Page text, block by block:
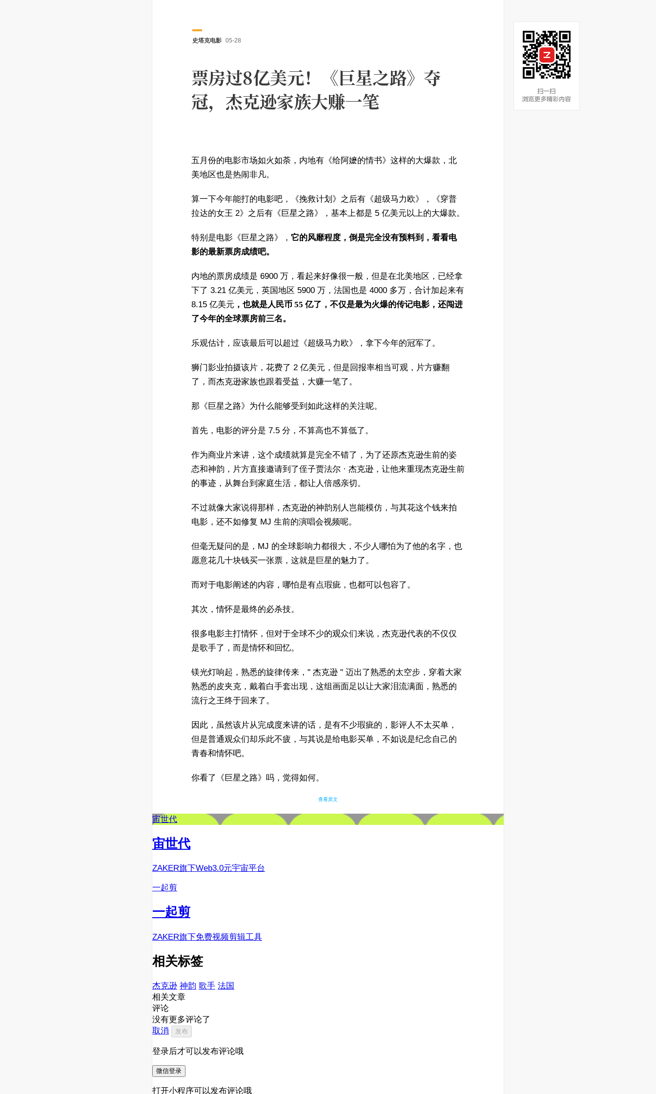
史塔克电影 05-28
票房过8亿美元！《巨星之路》夺
冠，杰克逊家族大赚一笔
五月份的电影市场如火如荼，内地有《给阿嬷的情书》这样的大爆款，北
美地区也是热闹非凡。
算一下今年能打的电影吧，《挽救计划》之后有《超级马力欧》，《穿普
拉达的女王 2》之后有《巨星之路》，基本上都是 5 亿美元以上的大爆款。
特别是电影《巨星之路》， 它的风靡程度，倒是完全没有预料到，看看电
影的最新票房成绩吧。
内地的票房成绩是 6900 万，看起来好像很一般，但是在北美地区，已经拿
下了 3.21 亿美元，英国地区 5900 万，法国也是 4000 多万，合计加起来有
8.15 亿美元 ，也就是人民币 55 亿了，不仅是最为火爆的传记电影，还闯进
了今年的全球票房前三名。
乐观估计，应该最后可以超过《超级马力欧》，拿下今年的冠军了。
狮门影业拍摄该片，花费了 2 亿美元，但是回报率相当可观，片方赚翻
了，而杰克逊家族也跟着受益，大赚一笔了。
那《巨星之路》为什么能够受到如此这样的关注呢。
首先，电影的评分是 7.5 分，不算高也不算低了。
作为商业片来讲，这个成绩就算是完全不错了，为了还原杰克逊生前的姿
态和神韵，片方直接邀请到了侄子贾法尔 · 杰克逊，让他来重现杰克逊生前
的事迹，从舞台到家庭生活，都让人倍感亲切。
不过就像大家说得那样，杰克逊的神韵别人岂能模仿，与其花这个钱来拍
电影，还不如修复 MJ 生前的演唱会视频呢。
但毫无疑问的是，MJ 的全球影响力都很大，不少人哪怕为了他的名字，也
愿意花几十块钱买一张票，这就是巨星的魅力了。
而对于电影阐述的内容，哪怕是有点瑕疵，也都可以包容了。
其次，情怀是最终的必杀技。
很多电影主打情怀，但对于全球不少的观众们来说，杰克逊代表的不仅仅
是歌手了，而是情怀和回忆。
镁光灯响起，熟悉的旋律传来，" 杰克逊 " 迈出了熟悉的太空步，穿着大家
熟悉的皮夹克，戴着白手套出现，这组画面足以让大家泪流满面，熟悉的
流行之王终于回来了。
因此，虽然该片从完成度来讲的话，是有不少瑕疵的，影评人不太买单，
但是普通观众们却乐此不疲，与其说是给电影买单，不如说是纪念自己的
青春和情怀吧。
你看了《巨星之路》吗，觉得如何。
查看原文
宙世代
宙世代
ZAKER旗下Web3.0元宇宙平台
一起剪
一起剪
ZAKER旗下免费视频剪辑工具
相关标签
杰克逊 神韵 歌手 法国
相关文章
评论
没有更多评论了
取消
发布
登录后才可以发布评论哦
微信登录
打开小程序可以发布评论哦